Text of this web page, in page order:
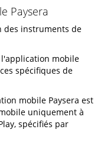
Paysera
des instruments de
mobile
spécifiques de
mobile Paysera est
uniquement à
spécifiés par